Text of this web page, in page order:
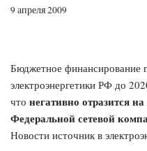
9 апреля 2009
Бюджетное финансирование
электроэнергетики РФ до
что негативно отразится
Федеральной сетевой
Новости источник в